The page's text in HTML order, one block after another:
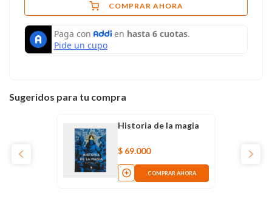
COMPRAR AHORA
Sugeridos para tu compra
Historia de la magia
$ 69.000
COMPRAR AHORA